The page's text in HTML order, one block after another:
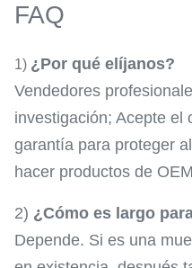
FAQ
1) ¿Por qué elíjanos?
Vendedores
investigación; Acepte el
garantía para proteger
hacer productos de
2) ¿Cómo es largo
Depende. Si es una